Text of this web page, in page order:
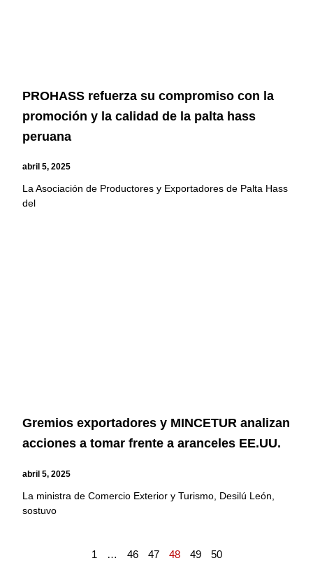
PROHASS refuerza su compromiso con la
promoción y la calidad de la palta hass
peruana
abril 5, 2025
La Asociación de Productores y Exportadores de Palta Hass
del
Gremios exportadores y MINCETUR analizan
acciones a tomar frente a aranceles EE.UU.
abril 5, 2025
La ministra de Comercio Exterior y Turismo, Desilú León,
sostuvo
1 … 46 47 48 49 50